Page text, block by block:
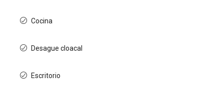
Cocina
Desague cloacal
Escritorio